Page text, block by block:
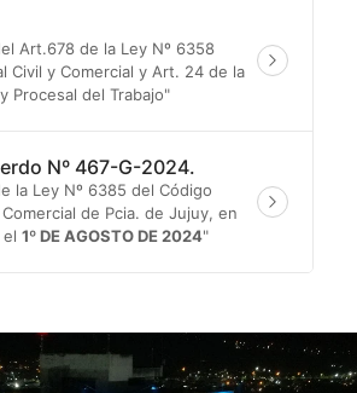
Art.678 de la Ley Nº 6358
Civil y Comercial y Art. 24 de la
Procesal del Trabajo"
Nº 467-G-2024.
la Ley Nº 6385 del Código
de Pcia. de Jujuy, en
1º DE AGOSTO DE 2024"